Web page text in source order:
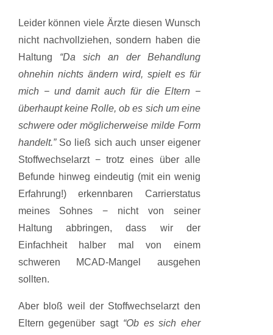
Leider können viele Ärzte diesen Wunsch
nicht nachvollziehen, sondern haben die
Haltung “Da sich an der Behandlung
ohnehin nichts ändern wird, spielt es für
mich − und damit auch für die Eltern −
überhaupt keine Rolle, ob es sich um eine
schwere oder möglicherweise milde Form
handelt.” So ließ sich auch unser eigener
Stoffwechselarzt − trotz eines über alle
Befunde hinweg eindeutig (mit ein wenig
Erfahrung!) erkennbaren Carrierstatus
meines Sohnes − nicht von seiner
Haltung abbringen, dass wir der
Einfachheit halber mal von einem
schweren MCAD-Mangel ausgehen
sollten.
Aber bloß weil der Stoffwechselarzt den
Eltern gegenüber sagt “Ob es sich eher